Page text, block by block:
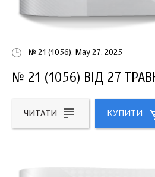
№ 21 (1056), May 27, 2025
№ 21 (1056) ВІД 27
ЧИТАТИ КУПИТИ